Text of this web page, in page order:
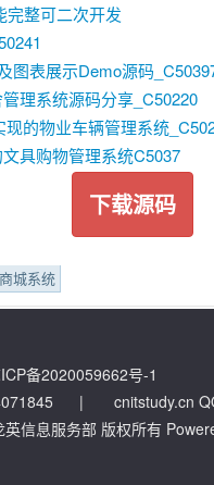
完整可二次开发
图表展示Demo源码
理系统源码分享_C50220
的物业车辆管理系统
具购物管理系统C5037
下载源码
商城系统
备2020059662号-1
|
cnitstudy.cn
信息服务部 版权所有